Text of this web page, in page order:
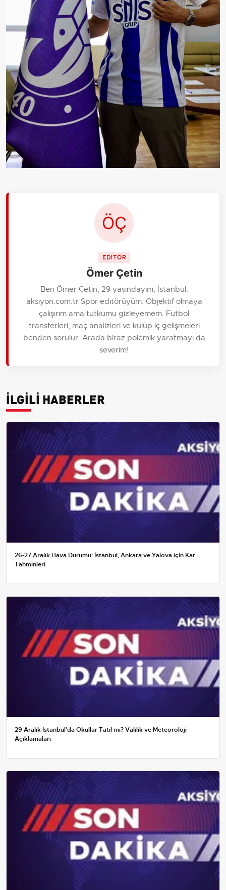
EDİTÖR
Ömer Çetin
Ben Ömer Çetin, 29 yaşındayım, İstanbul.
aksiyon.com.tr Spor editörüyüm. Objektif olmaya
çalışırım ama tutkumu gizleyemem. Futbol
transferleri, maç analizleri ve kulüp iç gelişmeleri
benden sorulur. Arada biraz polemik yaratmayı da
severim!
İLGİLİ HABERLER
26-27 Aralık Hava Durumu: İstanbul, Ankara ve Yalova için Kar
Tahminleri
29 Aralık İstanbul'da Okullar Tatil mi? Valilik ve Meteoroloji
Açıklamaları